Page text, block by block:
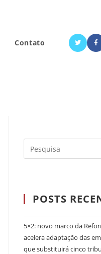
Contato
POSTS
5×2: novo marco da
acelera adaptação das
que substituirá cinco